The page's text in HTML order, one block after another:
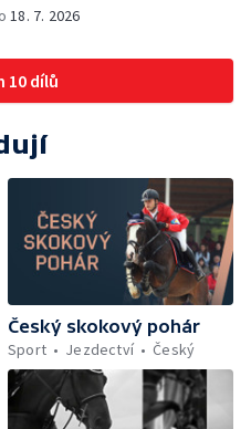
18. 7. 2026
10 dílů
Český skokový pohár
Sport
Jezdectví Český